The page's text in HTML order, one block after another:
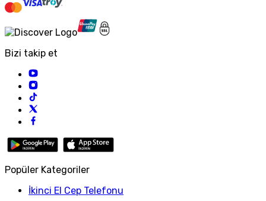
Bizi takip et
Popüler Kategoriler
İkinci El Cep Telefonu